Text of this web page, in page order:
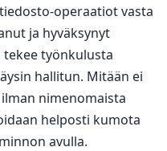
operaatiot vasta
ja hyväksynyt
työnkulusta
hallitun. Mitään ei
nimenomaista
helposti kumota
avulla.